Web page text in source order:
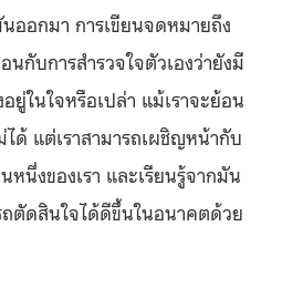
ออกมา การเขียนจดหมายถึง
นกับการสำรวจใจตัวเองว่ายังมี
ยู่ในใจหรือเปล่า แม้เราจะย้อน
ได้ แต่เราสามารถเผชิญหน้ากับ
นึ่งของเรา และเรียนรู้จากมัน
ถตัดสินใจได้ดีขึ้นในอนาคตด้วย